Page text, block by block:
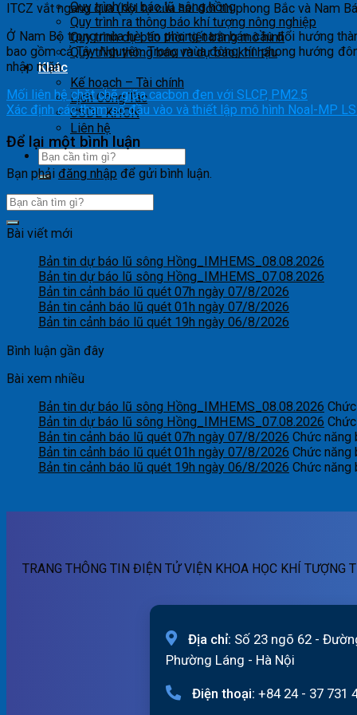
Quy trình dự báo lũ sông hồng
Quy trình ra thông báo khí tượng nông nghiệp
Quy trình dự báo thời tiết bằng mô hình
Quy trình thông báo và dự báo khí hậu
Khác
Kế hoạch – Tài chính
Lịch Công Tác
CSDL KHCN
Liên hệ
ITCZ vắt ngang qua (hội tụ của hai đới tín phong Bắc và Nam
Ở Nam Bộ trong mùa hè, tín phong nam bán cầu đổi hướng
bao gồm cả Tây Nguyên. Trong mùa đông, tín phong hướng
nhập mặn.
Mối liên hệ chặt chẽ giữa cacbon đen với SLCP, PM2.5
Xác định các tham số đầu vào và thiết lập mô hình Noal-MP
Để lại một bình luận
Bạn phải đăng nhập để gửi bình luận.
Bài viết mới
Bản tin dự báo lũ sông Hồng_IMHEMS_08.08.2026
Bản tin dự báo lũ sông Hồng_IMHEMS_07.08.2026
Bản tin cảnh báo lũ quét 07h ngày 07/8/2026
Bản tin cảnh báo lũ quét 01h ngày 07/8/2026
Bản tin cảnh báo lũ quét 19h ngày 06/8/2026
Bình luận gần đây
Bài xem nhiều
Bản tin dự báo lũ sông Hồng_IMHEMS_08.08.2026
Bản tin dự báo lũ sông Hồng_IMHEMS_07.08.2026
Bản tin cảnh báo lũ quét 07h ngày 07/8/2026 Chức năng
Bản tin cảnh báo lũ quét 01h ngày 07/8/2026 Chức năng
Bản tin cảnh báo lũ quét 19h ngày 06/8/2026 Chức năng
TRANG THÔNG TIN ĐIỆN TỬ VIỆN KHOA HỌC KHÍ TƯỢNG
Địa chỉ: Số 23 ngõ 62 -
Phường Láng - Hà Nội
Điện thoại: +84 24 - 37 731